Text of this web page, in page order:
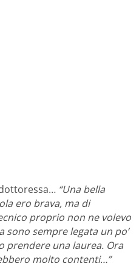
“Una bella
ero brava, ma di
proprio non ne volevo
sono sempre legata un po’
prendere una laurea. Ora
molto contenti…”